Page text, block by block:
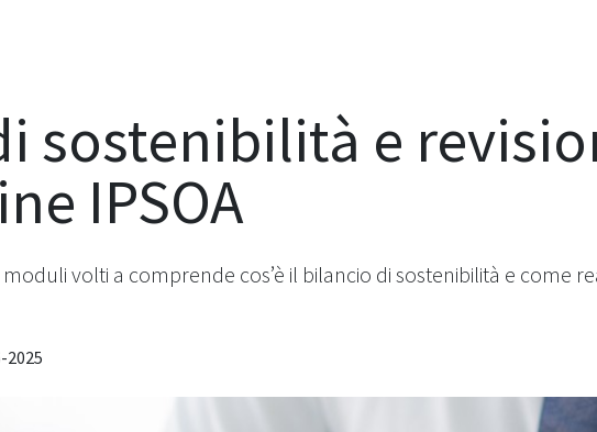
sostenibilità e
IPSOA
volti a comprende cos’è il bilancio di sostenibilità e come
2025